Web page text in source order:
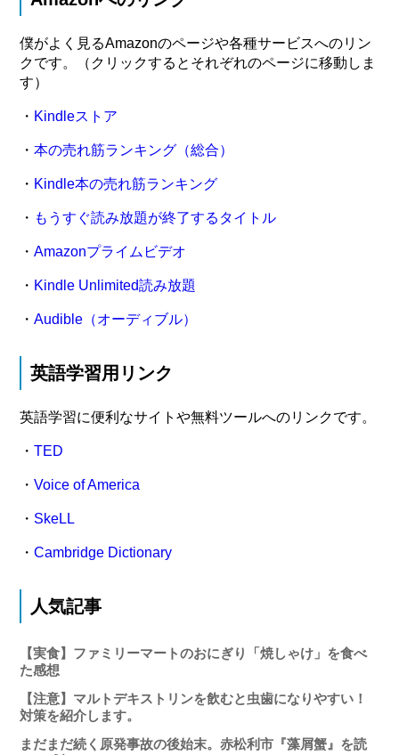
僕がよく見るAmazonのページや各種サービスへのリン
クです。（クリックするとそれぞれのページに移動しま
す）
・ Kindleストア
・本の売れ筋ランキング（総合）
・ Kindle本の売れ筋ランキング
・ もうすぐ読み放題が終了するタイトル
・Amazonプライムビデオ
・ Kindle Unlimited読み放題
・Audible（オーディブル）
英語学習用リンク
英語学習に便利なサイトや無料ツールへのリンクです。
・TED
・Voice of America
・ SkeLL
・Cambridge Dictionary
人気記事
【実食】ファミリーマートのおにぎり「焼しゃけ」を食べ
た感想
【注意】マルトデキストリンを飲むと虫歯になりやすい！
対策を紹介します。
まだまだ続く原発事故の後始末。赤松利市『藻屑蟹』を読